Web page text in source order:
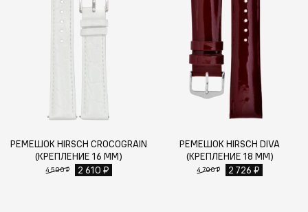
РЕМЕШОК HIRSCH CROCOGRAIN
(КРЕПЛЕНИЕ 16 ММ)
4 500 ₽ 2 610 ₽
РЕМЕШОК HIRSCH DIVA
(КРЕПЛЕНИЕ 18 ММ)
4 700 ₽ 2 726 ₽